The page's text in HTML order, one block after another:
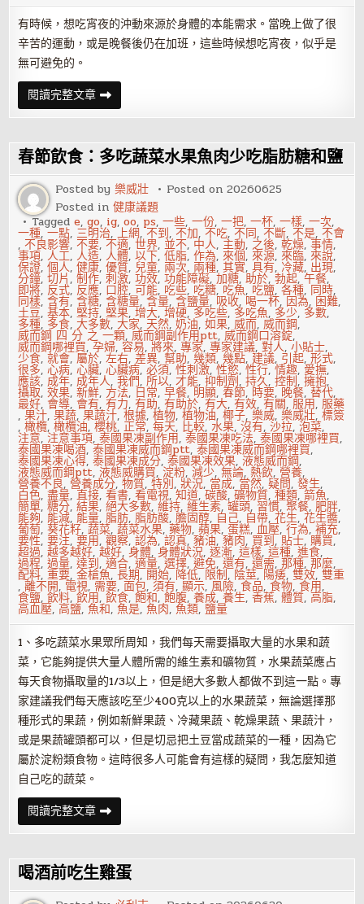
有時候，想吃宵夜的沖動來源於身體的本能需求。當晚上做了很
辛苦的運動，或是晚餐後仍在加班，這些時候想吃宵夜，似乎是
無可避免的。
閱讀完整文章吃
宵
夜
發
胖
嗎？
吃
宵
夜
的
危
害
春節飲食：多吃蔬菜水果魚肉少吃脂肪糖和鹽
Posted by樂威壯 Posted on20260625
Posted in健康議題
Taggede,go, ig,oo, ps,一些,一份,一把,一杯,一樣,一次,
一種,一點, 三明治,上網,不到,不加,不吃,不同,不斷,不是,不會
,不良影響,不要,不適,世界,並不, 中人,主動, 之後,乾燥,事情,
事項,人工,人造,人體,以下,低脂,作為,來個,來源,來臨,來說,
保證,個人,健康,優質, 兒童, 兩次, 兩種,其實,具有, 冷藏, 出現,
分鐘,切片,制作,刺激,功效,功能障礙,加糖,助於,勃起,午餐,
即將, 反式, 反應, 口腔,可能, 吃些, 吃糖, 吃魚, 吃鹽,各種, 同時,
同樣,含有,含糖,含糖量,含量,含鹽量, 吸收, 喝一杯, 因為, 困難,
土豆,基本,堅持,堅果,增大,增硬, 多吃些, 多吃魚, 多少, 多數,
多種, 多食,大多數,大家, 天然,奶油,如果,威而,威而鋼,
威而鋼 四 分 之 一顆,威而鋼副作用ptt,威而鋼口溶錠,
威而鋼哪裡買,孕婦,容易,將來,專家,專家建議,對人,小貼士,
少食,就會,屬於,左右,差異,幫助,幾類,幾點, 建議, 引起,形式,
很多,心病,心臟,心臟病,必須,性刺激,性慾,性行,情趣, 愛撫,
應該, 成年, 成年人,我們,所以,才能,抑制劑,持久,控制,擁抱,
攝取,效果,新鮮, 方法, 日常,早餐, 明顯,春節, 時要, 晚餐,替代,
最好, 會導, 會有,有力,有助,有助於,有大,有效,有關,服用,服藥
,果汁,果蔬,果蔬汁,根據,植物,植物油,椰子,樂威,樂威壯,標簽
,橄欖,橄欖油,櫻桃,正常,每天, 比較,水果,沒有,沙拉,泡菜,
注意, 注意事項,泰國果凍副作用,泰國果凍吃法,泰國果凍哪裡買,
泰國果凍喝酒,泰國果凍威而鋼ptt,泰國果凍威而鋼哪裡買,
泰國果凍心得,泰國果凍成分,泰國果凍效果,液態威而鋼,
液態威而鋼ptt,液態威購買, 淀粉,減少,無論,熱飲,營養,
營養不良,營養成分,物質,特別,狀況, 當成, 當然,疑問,發生,
白色,盡量,直接,看書,看電視,知道,碳酸,礦物質,種類,箭魚,
簡單,糖分,結果,絕大多數,維持,維生素,罐頭, 習慣,聚餐,肥胖,
能夠, 能減, 能量,脂肪,脂肪酸,膽固醇, 自己, 自帶,花生,花生醬,
葡萄,葵花籽,蔬菜,蔬菜水果,藥物,蘋果,蛋糕,血壓,行為,補充,
要性,要注,要用,觀察,認為,認真,豬油,豬肉, 買到,貼士,購買,
超過,越多越好,越好,身體,身體狀況,逐漸,這樣,這種,進食,
過程,過量,達到,適合,適量,選擇,避免,還有,還需,那種,那麼,
配料,重要,金槍魚,長期, 開始, 降低, 限制, 陰莖, 陽痿,雙效,雙重
,離不開, 電視, 需要,面包,須有,顯示, 風險,食品,食物,食用,
食鹽,飲料,飲用,飲食,飽和,飽腹,養成,養生,香蕉,體質,高脂,
高血壓,高鹽, 魚和, 魚是, 魚肉, 魚類, 鹽量
1、多吃蔬菜水果眾所周知，我們每天需要攝取大量的水果和蔬
菜，它能夠提供大量人體所需的維生素和礦物質，水果蔬菜應占
每天食物攝取量的1/3以上，但是絕大多數人都做不到這一點。專
家建議我們每天應該吃至少400克以上的水果蔬菜，無論選擇那
種形式的果蔬，例如新鮮果蔬、冷藏果蔬、乾燥果蔬、果蔬汁，
或是果蔬罐頭都可以，但是切忌把土豆當成蔬菜的一種，因為它
屬於淀粉類食物。這時很多人可能會有這樣的疑問，我怎麼知道
自己吃的蔬菜。
閱讀完整文章春
節
飲
多
吃
蔬
菜
喝酒前吃生雞蛋